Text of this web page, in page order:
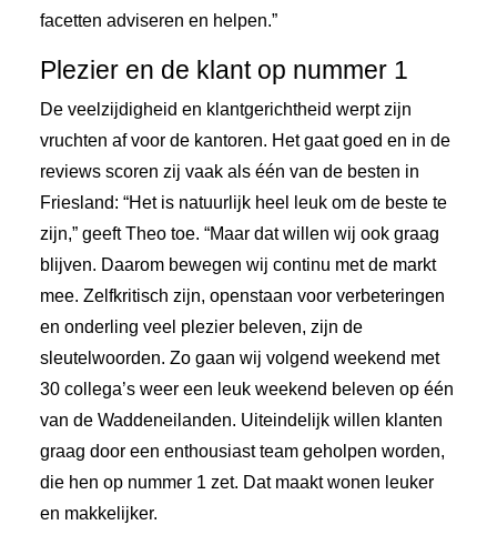
facetten adviseren en helpen.”
Plezier en de klant op nummer 1
De veelzijdigheid en klantgerichtheid werpt zijn
vruchten af voor de kantoren. Het gaat goed en in de
reviews scoren zij vaak als één van de besten in
Friesland: “Het is natuurlijk heel leuk om de beste te
zijn,” geeft Theo toe. “Maar dat willen wij ook graag
blijven. Daarom bewegen wij continu met de markt
mee. Zelfkritisch zijn, openstaan voor verbeteringen
en onderling veel plezier beleven, zijn de
sleutelwoorden. Zo gaan wij volgend weekend met
30 collega’s weer een leuk weekend beleven op één
van de Waddeneilanden. Uiteindelijk willen klanten
graag door een enthousiast team geholpen worden,
die hen op nummer 1 zet. Dat maakt wonen leuker
en makkelijker.